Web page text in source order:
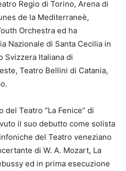
Regio di Torino, Arena di
de la Mediterraneè,
Orchestra ed ha
Nazionale di Santa Cecilia in
Svizzera Italiana di
Teatro Bellini di Catania,
Teatro “La Fenice” di
il suo debutto come solista
del Teatro veneziano
di W. A. Mozart, La
ed in prima esecuzione